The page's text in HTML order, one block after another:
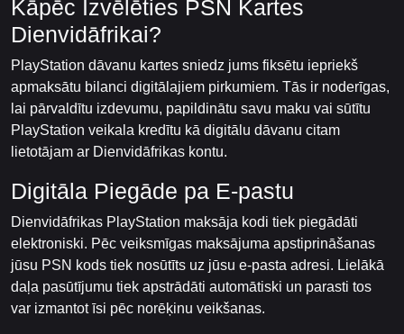
Kāpēc Izvēlēties PSN Kartes
Dienvidāfrikai?
PlayStation dāvanu kartes sniedz jums fiksētu iepriekš
apmaksātu bilanci digitālajiem pirkumiem. Tās ir noderīgas,
lai pārvaldītu izdevumu, papildinātu savu maku vai sūtītu
PlayStation veikala kredītu kā digitālu dāvanu citam
lietotājam ar Dienvidāfrikas kontu.
Digitāla Piegāde pa E-pastu
Dienvidāfrikas PlayStation maksāja kodi tiek piegādāti
elektroniski. Pēc veiksmīgas maksājuma apstiprināšanas
jūsu PSN kods tiek nosūtīts uz jūsu e-pasta adresi. Lielākā
daļa pasūtījumu tiek apstrādāti automātiski un parasti tos
var izmantot īsi pēc norēķinu veikšanas.